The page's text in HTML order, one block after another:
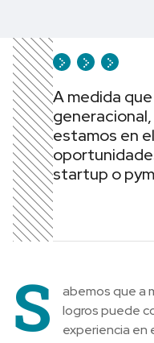
A medida
estamos en
startup o
S
abemos que a
logros puede
experiencia en